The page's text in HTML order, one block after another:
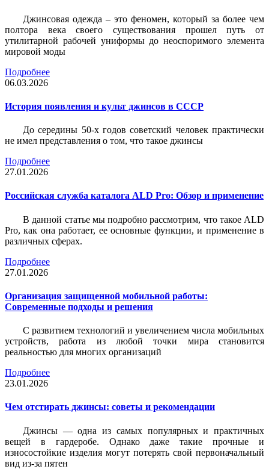
Джинсовая одежда – это феномен, который за более чем
полтора века своего существования прошел путь от
утилитарной рабочей униформы до неоспоримого элемента
мировой моды
Подробнее
06.03.2026
История появления и культ джинсов в СССР
До середины 50-х годов советский человек практически
не имел представления о том, что такое джинсы
Подробнее
27.01.2026
Российская служба каталога ALD Pro: Обзор и применение
В данной статье мы подробно рассмотрим, что такое ALD
Pro, как она работает, ее основные функции, и применение в
различных сферах.
Подробнее
27.01.2026
Организация защищенной мобильной работы:
Современные подходы и решения
С развитием технологий и увеличением числа мобильных
устройств, работа из любой точки мира становится
реальностью для многих организаций
Подробнее
23.01.2026
Чем отстирать джинсы: советы и рекомендации
Джинсы — одна из самых популярных и практичных
вещей в гардеробе. Однако даже такие прочные и
износостойкие изделия могут потерять свой первоначальный
вид из-за пятен